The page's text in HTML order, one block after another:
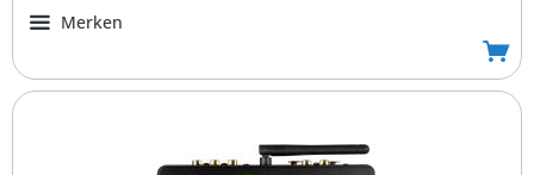
Merken